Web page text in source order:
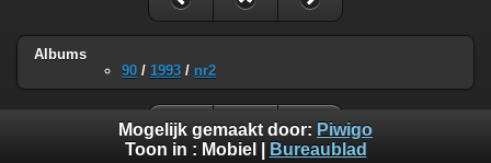
Albums
90 / 1993 / nr2
Mogelijk gemaakt door: Piwigo
Toon in : Mobiel Bureaublad